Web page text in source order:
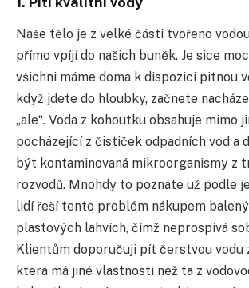
Naše tělo je z velké části tvořeno
přímo vpíjí do našich buněk. Je sice
všichni máme doma k dispozici pitnou
když jdete do hloubky, začnete
„ale“. Voda z kohoutku obsahuje mimo
pocházející z čističek odpadních vod a
být kontaminovaná mikroorganismy z
rozvodů. Mnohdy to poznáte už podle
lidí řeší tento problém nákupem
plastových lahvích, čímž neprospívá
Klientům doporučuji pít čerstvou vodu
která má jiné vlastnosti než ta z